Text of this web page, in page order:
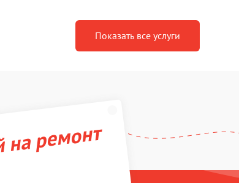
Показать все услуги
ремонт